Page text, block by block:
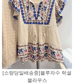
[소량당일배송중]블루자수 럭셜
블라우스